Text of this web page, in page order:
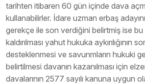
tarihten itibaren 60 gün içinde dava
kullanabilirler. İdare uzman erbaş
gerekçe ile son verdiğini belirtmiş ise
kaldırılması yahut hukuka aykırılığının
desteklenmesi ve savunmların hukuki
belirtilmesi davanın kazanılması için
davalarının 2577 sayılı kanuna uygun